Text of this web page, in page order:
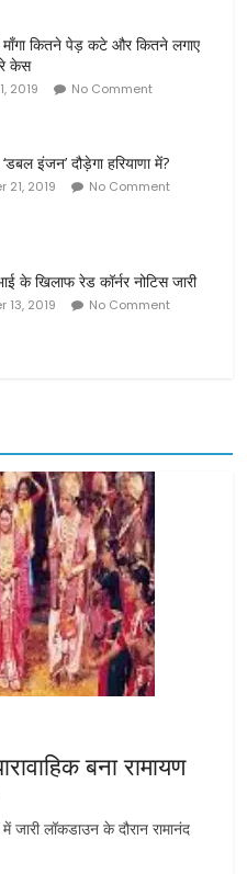
माँगा कितने पेड़ कटे और कितने लगाए
केस
2019 No Comment
इंजन’ दौड़ेगा हरियाणा में?
21, 2019 No Comment
के खिलाफ रेड कॉर्नर नोटिस जारी
13, 2019 No Comment
बना रामायण
लॉकडाउन के दौरान रामानंद